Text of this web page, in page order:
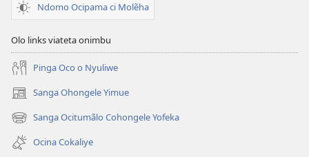
Ndomo Ocipama ci Molẽha
Olo links viateta onimbu
Pinga Oco o Nyuliwe
Sanga Ohongele Yimue
(yikula
onjanela
yokaliye)
Sanga Ocitumãlo Cohongele Yofeka
(yikula
onjanela
yokaliye)
Ocina Cokaliye